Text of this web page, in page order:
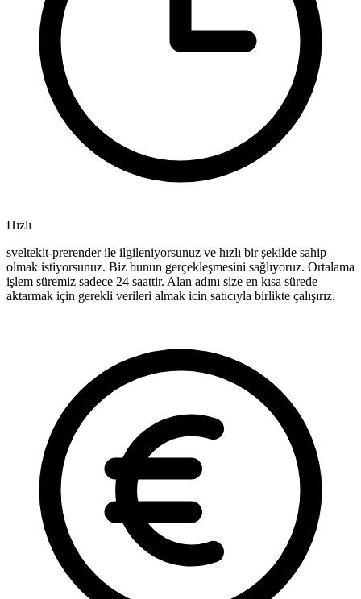
Hızlı
sveltekit-prerender ile ilgileniyorsunuz ve hızlı bir şekilde sahip
olmak istiyorsunuz. Biz bunun gerçekleşmesini sağlıyoruz. Ortalama
işlem süremiz sadece 24 saattir. Alan adını size en kısa sürede
aktarmak için gerekli verileri almak icin satıcıyla birlikte çalışırız.